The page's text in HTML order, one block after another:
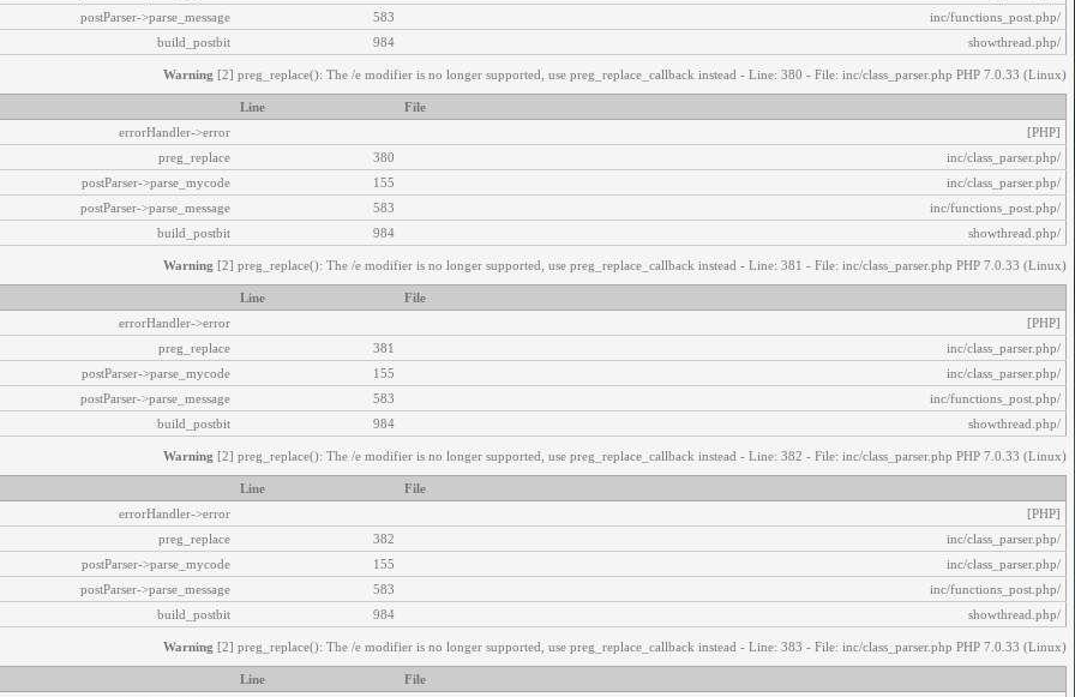
/inc/functions_post.php
583
postParser->parse_message
/showthread.php
984
build_postbit
Warning [2] preg_replace(): The /e modifier is no longer supported, use preg_replace_callback instead - Line: 380 - File: inc/class_parser.php PHP 7.0.33 (Linux)
File
Line
[PHP]
errorHandler->error
/inc/class_parser.php
380
preg_replace
/inc/class_parser.php
155
postParser->parse_mycode
/inc/functions_post.php
583
postParser->parse_message
/showthread.php
984
build_postbit
Warning [2] preg_replace(): The /e modifier is no longer supported, use preg_replace_callback instead - Line: 381 - File: inc/class_parser.php PHP 7.0.33 (Linux)
File
Line
[PHP]
errorHandler->error
/inc/class_parser.php
381
preg_replace
/inc/class_parser.php
155
postParser->parse_mycode
/inc/functions_post.php
583
postParser->parse_message
/showthread.php
984
build_postbit
Warning [2] preg_replace(): The /e modifier is no longer supported, use preg_replace_callback instead - Line: 382 - File: inc/class_parser.php PHP 7.0.33 (Linux)
File
Line
[PHP]
errorHandler->error
/inc/class_parser.php
382
preg_replace
/inc/class_parser.php
155
postParser->parse_mycode
/inc/functions_post.php
583
postParser->parse_message
/showthread.php
984
build_postbit
Warning [2] preg_replace(): The /e modifier is no longer supported, use preg_replace_callback instead - Line: 383 - File: inc/class_parser.php PHP 7.0.33 (Linux)
File
Line